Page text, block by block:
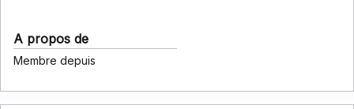
A propos de
Membre depuis